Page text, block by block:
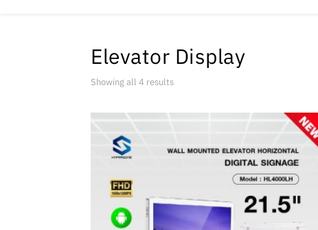
Elevator Display
Showing all 4 results